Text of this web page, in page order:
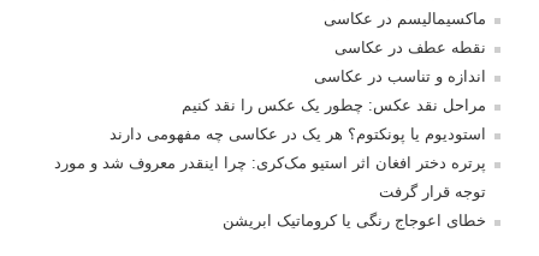
ماکسیمالیسم در عکاسی
نقطه عطف در عکاسی
اندازه و تناسب در عکاسی
مراحل نقد عکس: چطور یک عکس را نقد کنیم
استودیوم یا پونکتوم؟ هر یک در عکاسی چه مفهومی دارند
پرتره دختر افغان اثر استیو مک‌کری: چرا اینقدر معروف شد و مورد
توجه قرار گرفت
خطای اعوجاج رنگی یا کروماتیک ابریشن